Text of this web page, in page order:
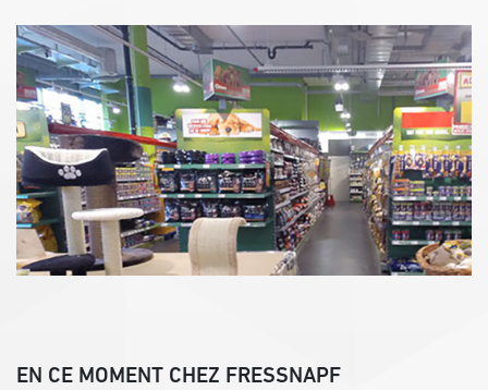
EN CE MOMENT CHEZ FRESSNAPF